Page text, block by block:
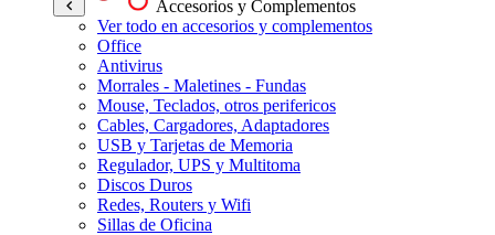
Accesorios y Complementos
Ver todo en accesorios y complementos
Office
Antivirus
Morrales - Maletines - Fundas
Mouse, Teclados, otros perifericos
Cables, Cargadores, Adaptadores
USB y Tarjetas de Memoria
Regulador, UPS y Multitoma
Discos Duros
Redes, Routers y Wifi
Sillas de Oficina